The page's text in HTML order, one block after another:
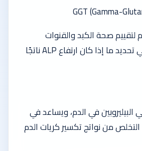
GGT (Gamma-
لتقييم صحة الكبد والقنوات
الصفراوية، ويساعد في تحديد ما إذا كان ارتفاع ALP ناتجًا
في الدم، ويساعد في
من نواتج تكسير كريات الدم